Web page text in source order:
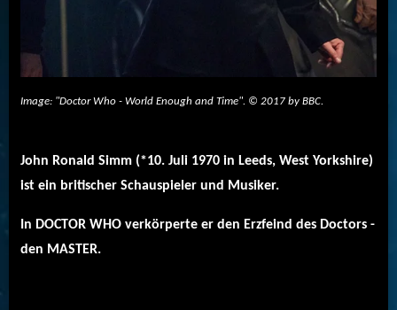
Image: "Doctor Who - World Enough and Time". © 2017 by BBC.
John Ronald Simm (*10. Juli 1970 in Leeds, West Yorkshire)
ist ein britischer Schauspieler und Musiker.
In DOCTOR WHO verkörperte er den Erzfeind des Doctors -
den MASTER.